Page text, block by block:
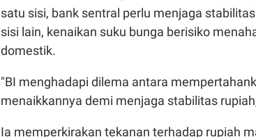
satu sisi, bank sentral perlu menjaga
sisi lain, kenaikan suku bunga berisiko
domestik.
"BI menghadapi dilema antara
menaikkannya demi menjaga stabilitas
Ia memperkirakan tekanan terhadap rupiah